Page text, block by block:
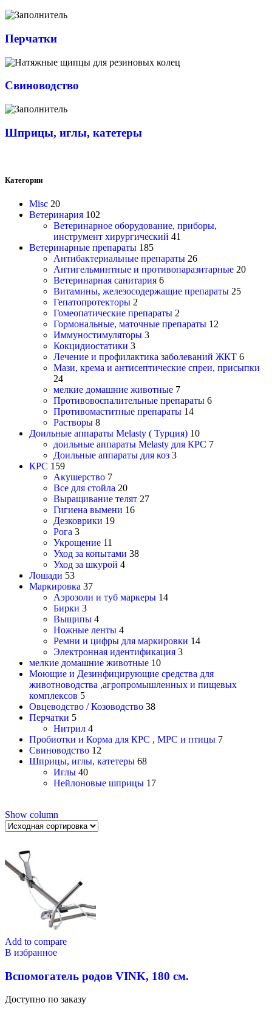
Перчатки
Свиноводство
Шприцы, иглы, катетеры
Категории
Misc 20
Ветеринария 102
Ветеринарное оборудование, приборы,
инструмент хирургический 41
Ветеринарные препараты 185
Антибактериальные препараты 26
Антигельминтные и противопаразитарные 20
Ветеринарная санитария 6
Витамины, железосодержащие препараты 25
Гепатопротекторы 2
Гомеопатические препараты 2
Гормональные, маточные препараты 12
Иммуностимуляторы 3
Кокцидиостатики 3
Лечение и профилактика заболеваний ЖКТ 6
Мази, крема и антисептические спреи, присыпки
24
мелкие домашние животные 7
Противовоспалительные препараты 6
Противомаститные препараты 14
Растворы 8
Доильные аппараты Melasty ( Турция) 10
доильные аппараты Melasty для КРС 7
Доильные аппараты для коз 3
КРС 159
Акушерство 7
Все для стойла 20
Выращивание телят 27
Гигиена вымени 16
Дезковрики 19
Рога 3
Укрощение 11
Уход за копытами 38
Уход за шкурой 4
Лошади 53
Маркировка 37
Аэрозоли и туб маркеры 14
Бирки 3
Выщипы 4
Ножные ленты 4
Ремни и цифры для маркировки 14
Электронная идентификация 3
мелкие домашние животные 10
Моющие и Дезинфицирующие средства для
животноводства ,агропромышленных и пищевых
комплексов 5
Овцеводство / Козоводство 38
Перчатки 5
Нитрил 4
Пробиотки и Корма для КРС , МРС и птицы 7
Свиноводство 12
Шприцы, иглы, катетеры 68
Иглы 40
Нейлоновые шприцы 17
Show column
Add to compare
В избранное
Вспомогатель родов VINK, 180 см.
Доступно по заказу